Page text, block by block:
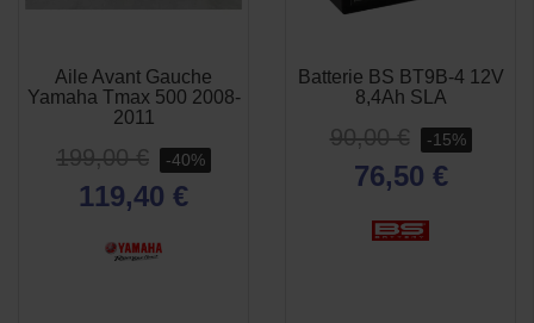
Aile Avant Gauche
Yamaha Tmax 500 2008-
2011
199,00 € -40%
119,40 €
Batterie BS BT9B-4 12V
8,4Ah SLA
90,00 € -15%
76,50 €
APERÇU
RAPIDE
APERÇU
RAPIDE